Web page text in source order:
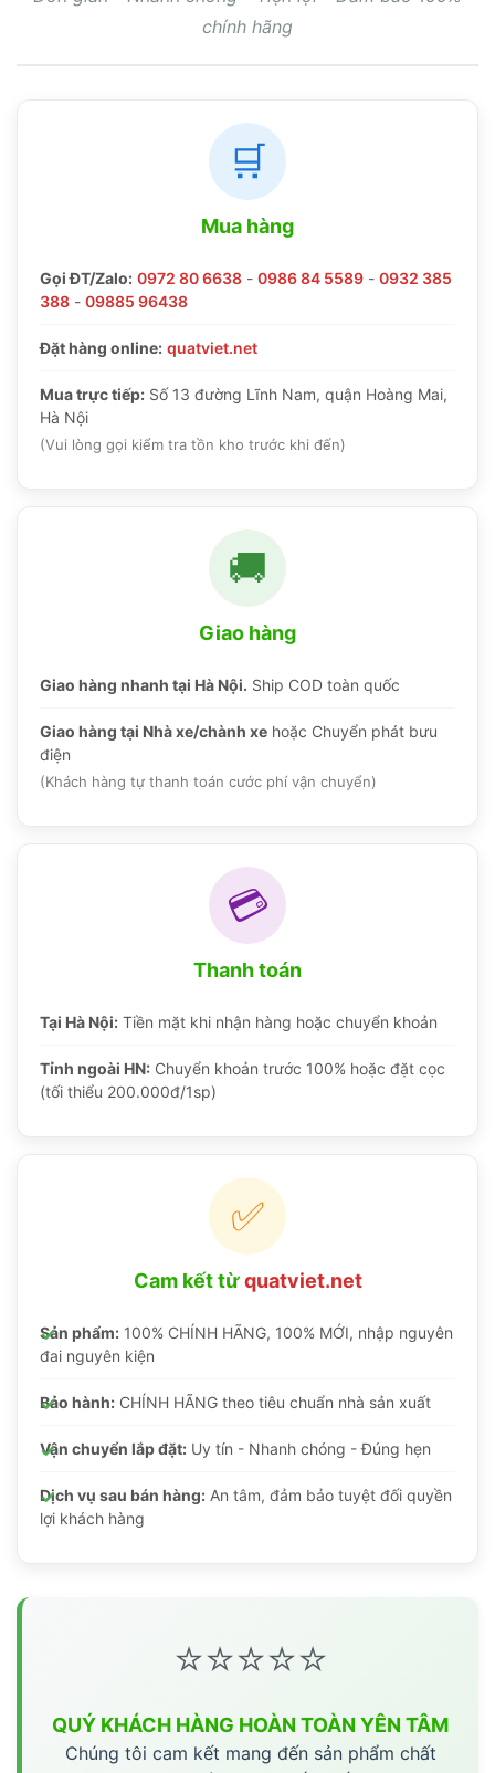
chính hãng
🛒
Mua hàng
Gọi ĐT/Zalo: 0972 80 6638 - 0986 84 5589 - 0932 385
388 - 09885 96438
Đặt hàng online: quatviet.net
Mua trực tiếp: Số 13 đường Lĩnh Nam, quận Hoàng Mai,
Hà Nội
(Vui lòng gọi kiểm tra tồn kho trước khi đến)
🚚
Giao hàng
Giao hàng nhanh tại Hà Nội. Ship COD toàn quốc
Giao hàng tại Nhà xe/chành xe hoặc Chuyển phát bưu
điện
(Khách hàng tự thanh toán cước phí vận chuyển)
💳
Thanh toán
Tại Hà Nội: Tiền mặt khi nhận hàng hoặc chuyển khoản
Tỉnh ngoài HN: Chuyển khoản trước 100% hoặc đặt cọc
(tối thiểu 200.000đ/1sp)
✅
Cam kết từquatviet.net
Sản phẩm: 100% CHÍNH HÃNG, 100% MỚI, nhập nguyên
đai nguyên kiện
Bảo hành: CHÍNH HÃNG theo tiêu chuẩn nhà sản xuất
Vận chuyển lắp đặt: Uy tín - Nhanh chóng - Đúng hẹn
Dịch vụ sau bán hàng: An tâm, đảm bảo tuyệt đối quyền
lợi khách hàng
⭐⭐⭐⭐⭐
QUÝ KHÁCH HÀNG HOÀN TOÀN YÊN TÂM
Chúng tôi cam kết mang đến sản phẩm chất